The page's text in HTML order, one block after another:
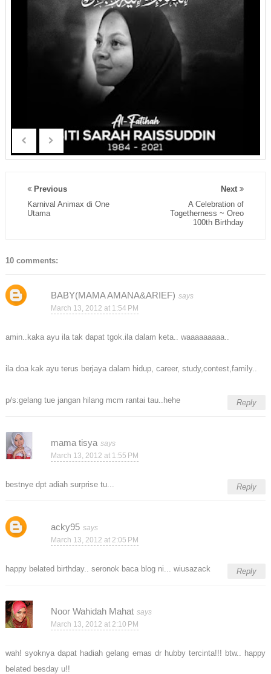
Next
A Celebration of
Togetherness ~ Oreo
100th Birthday
Previous
Karnival Animax di One
Utama
10 comments:
BABY(MAMA AMANA&ARIEF)
March 13, 2012 at 1:54 PM
amin..kaka ayu ila tak dapat tgok.ila dalam keta.. waaaaaaaaa..
ila doa kak ayu terus berjaya dalam hidup, career, study,contest,family..
p/s:gelang tue jangan hilang mcm rantai tau..hehe Reply
mama tisya
March 13, 2012 at 1:55 PM
bestnye dpt adiah surprise tu... Reply
acky95
March 13, 2012 at 2:05 PM
happy belated birthday.. seronok baca blog ni... wiusazack Reply
Noor Wahidah Mahat
March 13, 2012 at 2:10 PM
wah! syoknya dapat hadiah gelang emas dr hubby tercinta!!! btw.. happy
belated besday u!!